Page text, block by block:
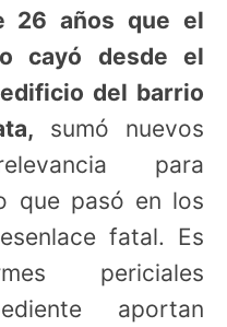
26 años que el
cayó desde el
del barrio
sumó nuevos
para
que pasó en los
fatal. Es
periciales
aportan